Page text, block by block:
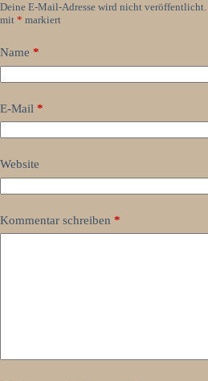
Deine E-Mail-Adresse wird nicht veröffentlicht.
mit * markiert
Name *
E-Mail *
Website
Kommentar schreiben *